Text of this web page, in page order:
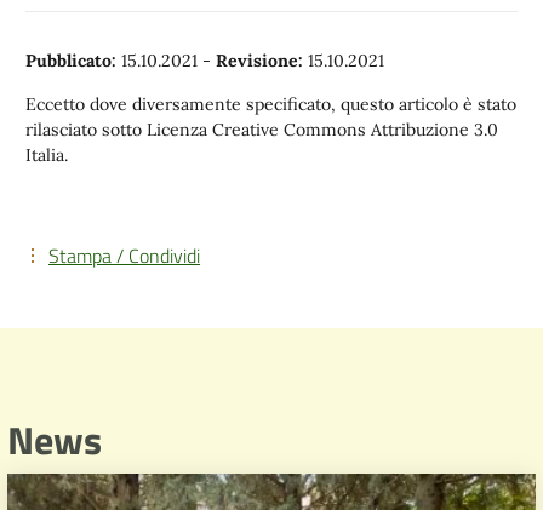
Pubblicato: 15.10.2021 - Revisione: 15.10.2021
Eccetto dove diversamente specificato, questo articolo è stato
rilasciato sotto Licenza Creative Commons Attribuzione 3.0
Italia.
Stampa / Condividi
News